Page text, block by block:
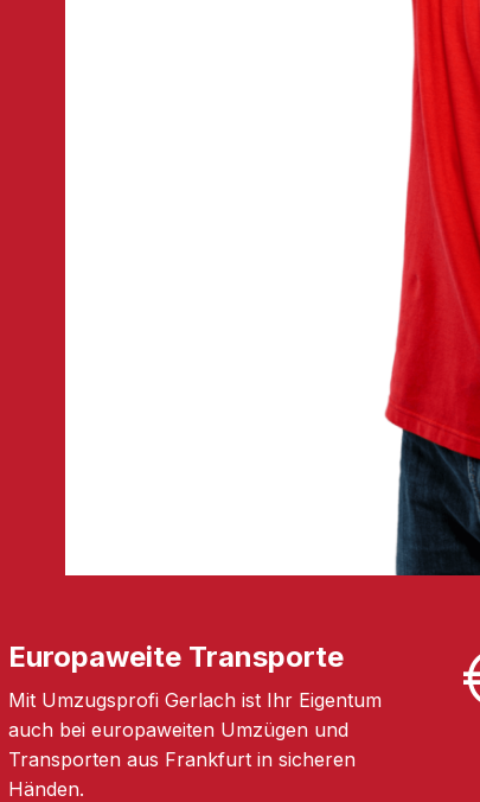
Europaweite Transporte
Mit Umzugsprofi Gerlach ist Ihr Eigentum
auch bei europaweiten Umzügen und
Transporten aus Frankfurt in sicheren
Händen.